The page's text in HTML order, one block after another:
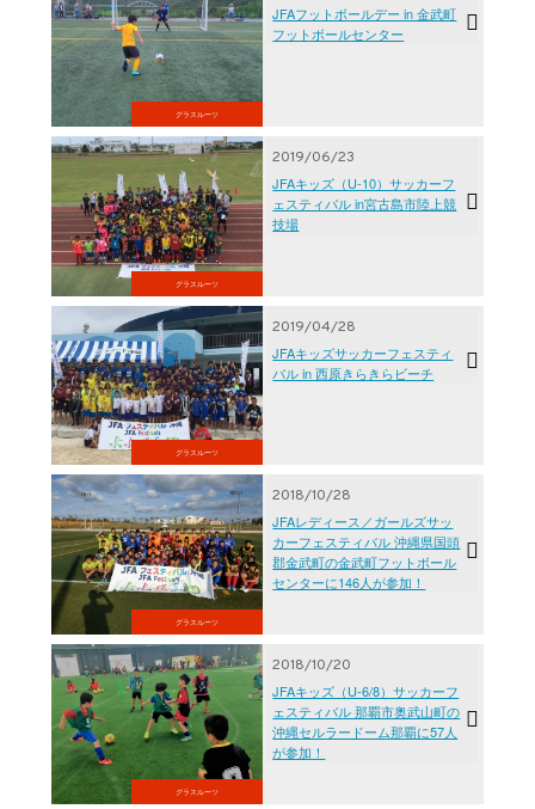
グラスルーツ
JFAフットボールデー in 金武町
フットボールセンター
グラスルーツ
2019/06/23
JFAキッズ（U-10）サッカーフ
ェスティバル in宮古島市陸上競
技場
グラスルーツ
2019/04/28
JFAキッズサッカーフェスティ
バル in 西原きらきらビーチ
グラスルーツ
2018/10/28
JFAレディース／ガールズサッ
カーフェスティバル 沖縄県国頭
郡金武町の金武町フットボール
センターに146人が参加！
グラスルーツ
2018/10/20
JFAキッズ（U-6/8）サッカーフ
ェスティバル 那覇市奥武山町の
沖縄セルラードーム那覇に57人
が参加！